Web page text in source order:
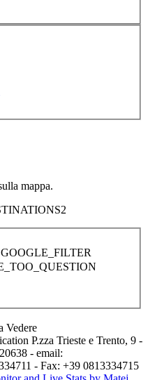
mappa.
GOOGLE_FILTER
Vedere
P.zza Trieste e Trento, 9 -
- email:
- Fax: +39 0813334715